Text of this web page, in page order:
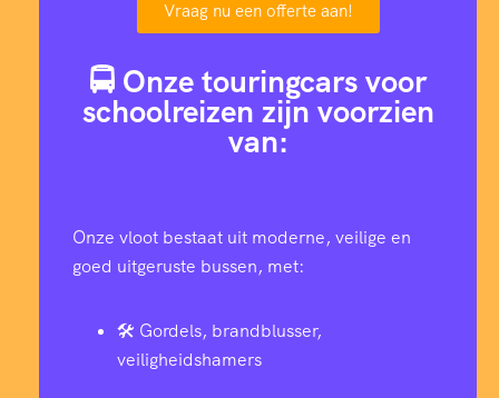
Vraag nu een offerte aan!
🚍 Onze touringcars voor
schoolreizen zijn voorzien
van:
Onze vloot bestaat uit moderne, veilige en
goed uitgeruste bussen, met:
🛠️ Gordels, brandblusser,
veiligheidshamers